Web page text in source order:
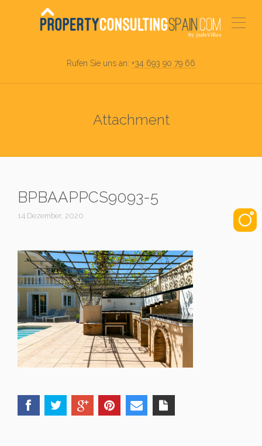
Rufen Sie uns an: +34 693 90 79 66
Attachment
BPBAAPPCS9093-5
14 Dezember, 2020